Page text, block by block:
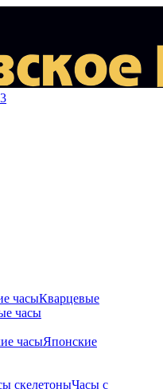
часыКварцевые
часы
часыЯпонские
скелетоныЧасы с